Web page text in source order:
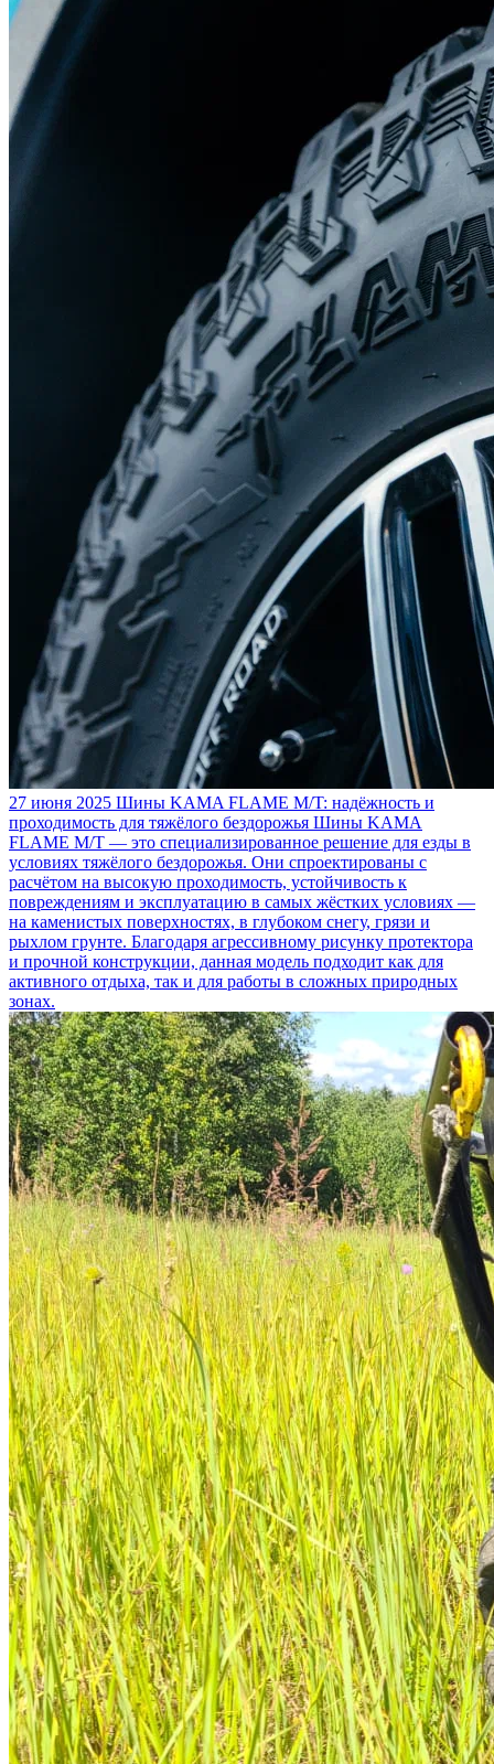
27 июня 2025 Шины KAMA FLAME M/T: надёжность и
проходимость для тяжёлого бездорожья Шины KAMA
FLAME M/T — это специализированное решение для езды в
условиях тяжёлого бездорожья. Они спроектированы с
расчётом на высокую проходимость, устойчивость к
повреждениям и эксплуатацию в самых жёстких условиях —
на каменистых поверхностях, в глубоком снегу, грязи и
рыхлом грунте. Благодаря агрессивному рисунку протектора
и прочной конструкции, данная модель подходит как для
активного отдыха, так и для работы в сложных природных
зонах.